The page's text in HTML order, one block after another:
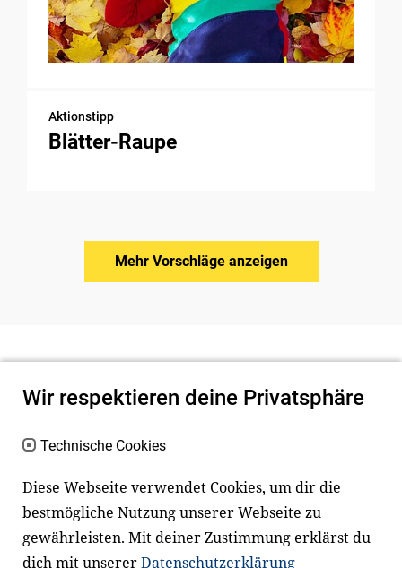
Aktionstipp
Blätter-Raupe
Mehr Vorschläge anzeigen
Newsletter
Facebook LinkedIn
Wir respektieren deine Privatsphäre
Technische Cookies
Diese Webseite verwendet Cookies, um dir die
bestmögliche Nutzung unserer Webseite zu
gewährleisten. Mit deiner Zustimmung erklärst du
dich mit unsererDatenschutzerklärung